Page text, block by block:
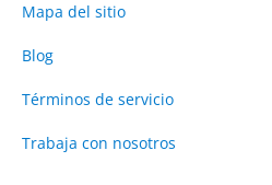
Mapa del sitio
Blog
Términos de servicio
Trabaja con nosotros